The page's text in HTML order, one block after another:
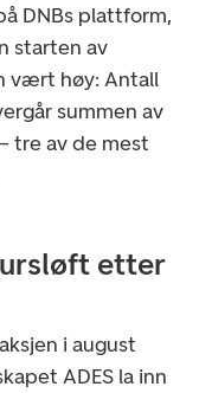
DNBs plattform,
starten av
vært høy: Antall
summen av
tre av de mest
etter
i august
ADES la inn